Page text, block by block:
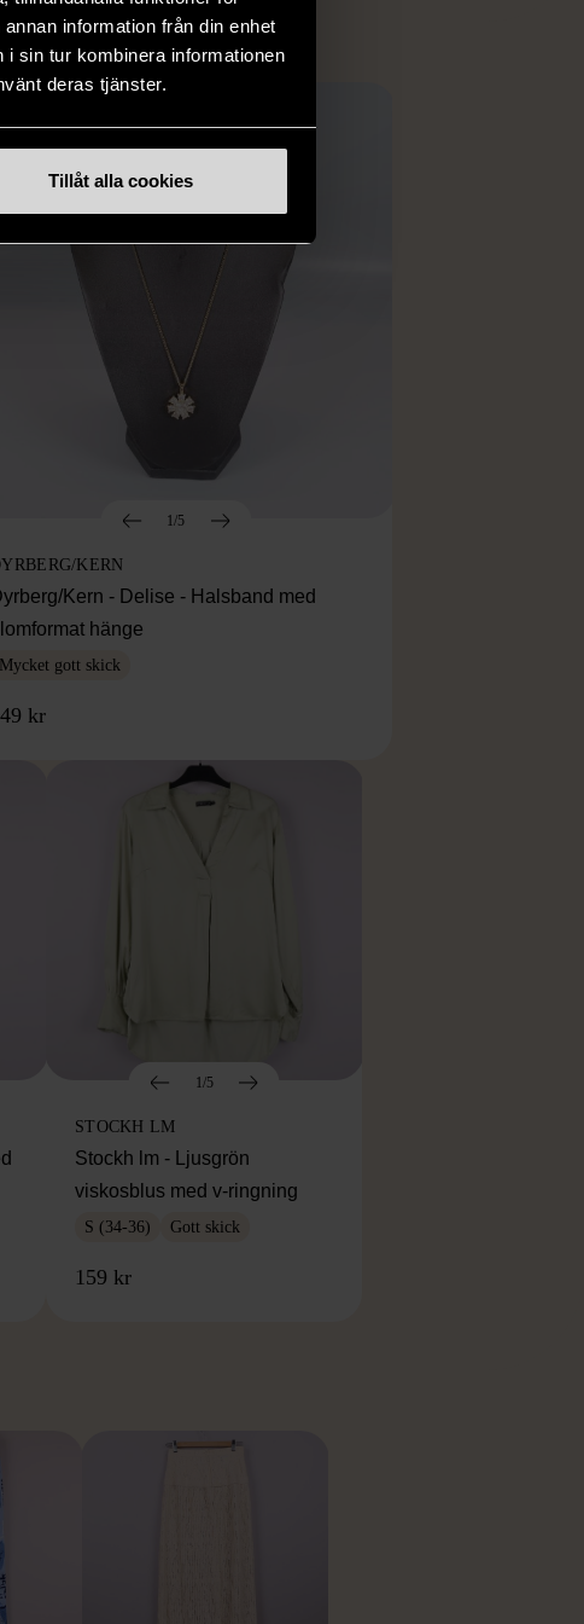
information från din enhet
sin tur kombinera informationen
deras tjänster.
Tillåt alla cookies
1/5
KERN
Kern - Delise - Halsband med
hänge
Mycket gott skick
kr
1/5
STOCKH LM
Stockh lm - Ljusgrön
viskosblus med v-ringning
S (34-36) Gott skick
159 kr